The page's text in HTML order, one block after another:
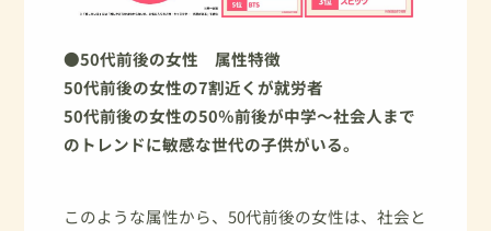
●50代前後の女性 属性特徴
50代前後の女性の7割近くが就労者
50代前後の女性の50％前後が中学～社会人まで
のトレンドに敏感な世代の子供がいる。
このような属性から、50代前後の女性は、社会と